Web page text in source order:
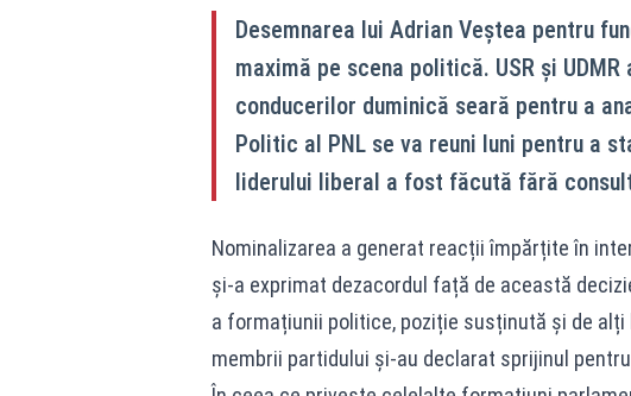
Desemnarea lui Adrian Veștea pentru
maximă pe scena politică. USR și
conducerilor duminică seară pentru a
Politic al PNL se va reuni luni pentru a
liderului liberal a fost făcută fără
Nominalizarea a generat reacții împărțite în
și-a exprimat dezacordul față de această
a formațiunii politice, poziție susținută și de alți
membrii partidului și-au declarat sprijinul